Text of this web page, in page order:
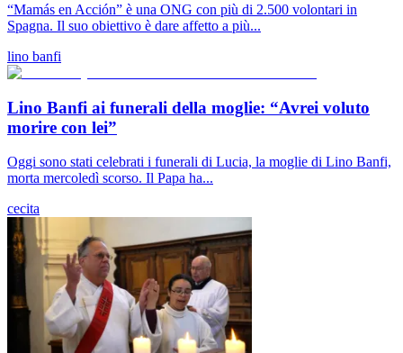
“Mamás en Acción” è una ONG con più di 2.500 volontari in
Spagna. Il suo obiettivo è dare affetto a più...
lino banfi
Lino Banfi ai funerali della moglie: “Avrei voluto
morire con lei”
Oggi sono stati celebrati i funerali di Lucia, la moglie di Lino Banfi,
morta mercoledì scorso. Il Papa ha...
cecita